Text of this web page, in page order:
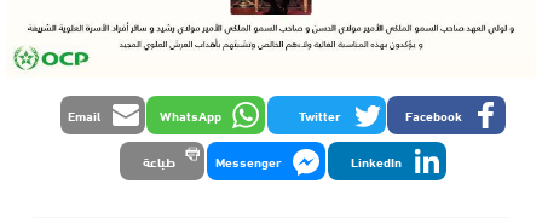
Facebook
Twitter
WhatsApp
Email
LinkedIn
Messenger طباعة